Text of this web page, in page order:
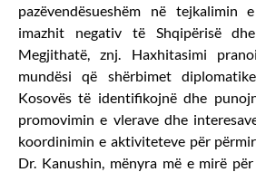
pazëvendësueshëm në tejkalimin
imazhit negativ të Shqipërisë
Megjithatë, znj. Haxhitasimi
mundësi që shërbimet
Kosovës të identifikojnë dhe
promovimin e vlerave dhe
koordinimin e aktiviteteve për
Dr. Kanushin, mënyra më e mirë